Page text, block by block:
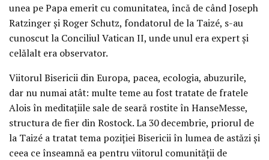
unea pe Papa emerit cu comunitatea, încă de când Joseph
Ratzinger și Roger Schutz, fondatorul de la Taizé, s-au
cunoscut la Conciliul Vatican II, unde unul era expert și
celălalt era observator.
Viitorul Bisericii din Europa, pacea, ecologia, abuzurile,
dar nu numai atât: multe teme au fost tratate de fratele
Alois în meditațiile sale de seară rostite în HanseMesse,
structura de fier din Rostock. La 30 decembrie, priorul de
la Taizé a tratat tema poziției Bisericii în lumea de astăzi și
ceea ce înseamnă ea pentru viitorul comunității de